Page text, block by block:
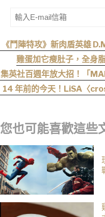
《鬥陣特攻》新肉盾英雄
雞蛋加它瘦肚子，全身
集英社百週年放大招！「
費看，《航海王》、
14 年前的今天！LiSA〈
您也可能喜歡這些